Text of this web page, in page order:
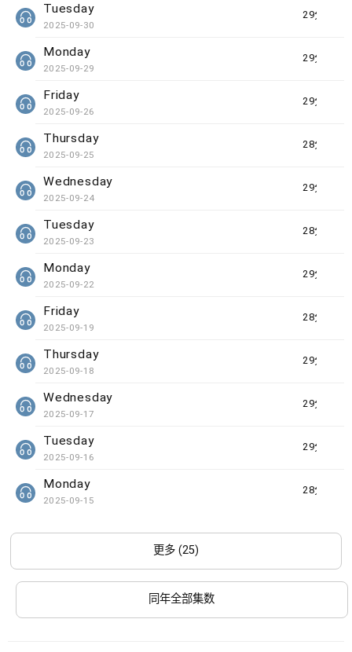
29分钟
Tuesday
2025-09-30
29分钟
Monday
2025-09-29
29分钟
Friday
2025-09-26
28分钟
Thursday
2025-09-25
29分钟
Wednesday
2025-09-24
28分钟
Tuesday
2025-09-23
29分钟
Monday
2025-09-22
28分钟
Friday
2025-09-19
29分钟
Thursday
2025-09-18
29分钟
Wednesday
2025-09-17
29分钟
Tuesday
2025-09-16
28分钟
Monday
2025-09-15
更多 (25)
同年全部集数